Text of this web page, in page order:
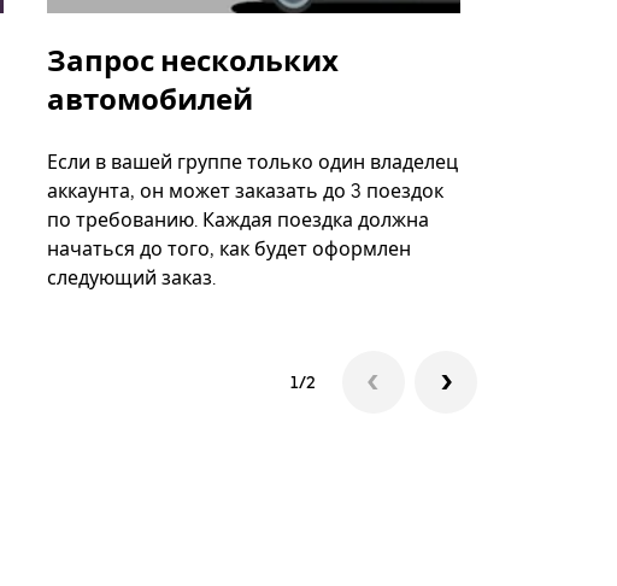
Запрос нескольких
автомобилей
Если в вашей группе только один владелец
аккаунта, он может заказать до 3 поездок
по требованию. Каждая поездка должна
начаться до того, как будет оформлен
следующий заказ.
1/2